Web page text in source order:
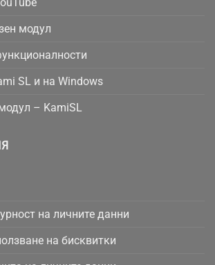
модул
SL и на Windows
– KamiSL
на личните данни
на бисквитки